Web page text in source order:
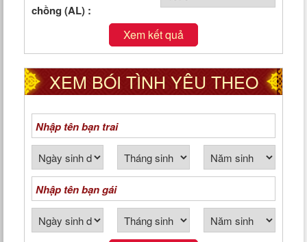
chồng (AL) :
Xem kết quả
XEM BÓI TÌNH YÊU THEO
NGÀY THÁNG NĂM SINH